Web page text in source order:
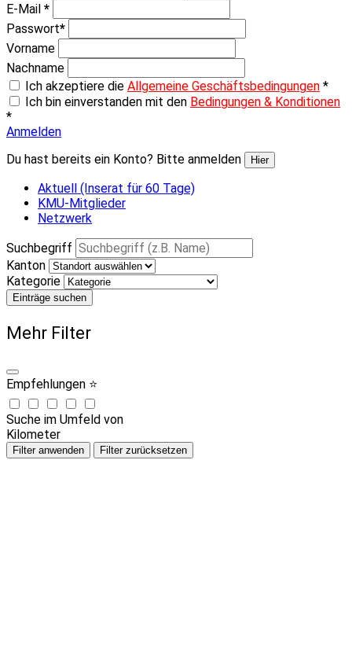
E-Mail *
Passwort*
Vorname
Nachname
Ich akzeptiere die Allgemeine Geschäftsbedingungen *
Ich bin einverstanden mit den Bedingungen & Konditionen
*
Anmelden
Du hast bereits ein Konto? Bitte anmelden
Hier
Aktuell (Inserat für 60 Tage)
KMU-Mitglieder
Netzwerk
Suchbegriff
Kanton
Kategorie
Einträge suchen
Mehr Filter
Empfehlungen ⭐
Suche im Umfeld von
Kilometer
Filter anwenden Filter zurücksetzen